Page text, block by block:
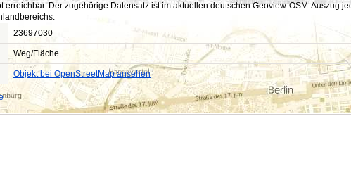
erreichbar. Der zugehörige Datensatz ist im aktuellen deutschen Geoview-OSM-Auszug
23697030
Weg/Fläche
Objekt bei OpenStreetMap ansehen